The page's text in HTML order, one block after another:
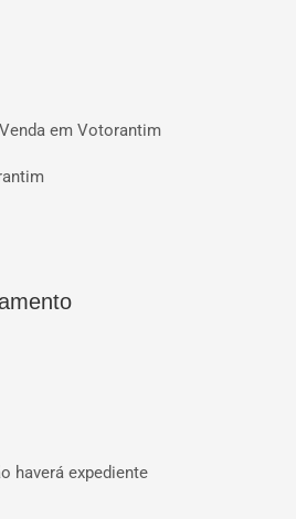
em Votorantim
haverá expediente